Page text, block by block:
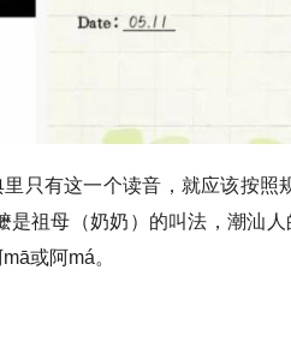
只有这一个读音，就应该按照
是祖母（奶奶）的叫法，潮汕
或阿má。